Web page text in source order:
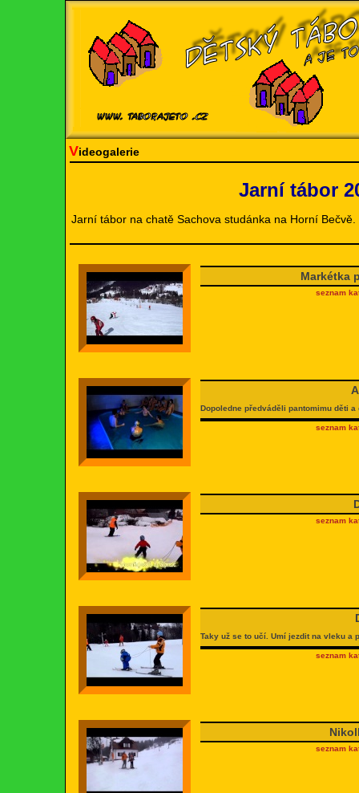
Videogalerie
Jarní tábor
Jarní tábor na chatě Sachova studánka na Horní Bečvě.
Markétka
seznam
Dopoledne předváděli pantomimu děti a
seznam
seznam
Taky už se to učí. Umí jezdit na vleku a
seznam
seznam